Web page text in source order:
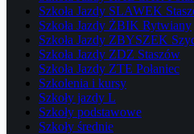
Szkoła Jazdy SLAWEK
Szkoła Jazdy ŻBIK Rytwiany
Szkoła Jazdy ZBYSZEK
Szkoła Jazdy ZDZ Staszów
Szkoła Jazdy ZTE Połaniec
Szkolenia i kursy
Szkoły jazdy L
Szkoły podstawowe
Szkoły średnie